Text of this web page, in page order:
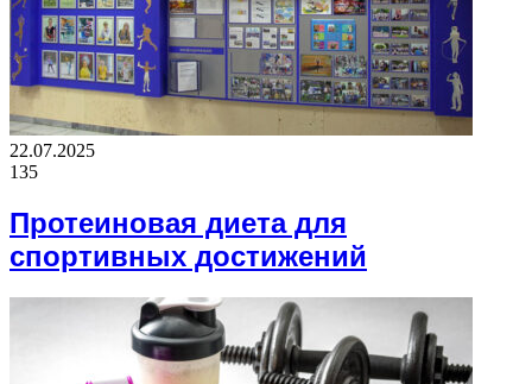
22.07.2025
135
Протеиновая диета для
спортивных достижений